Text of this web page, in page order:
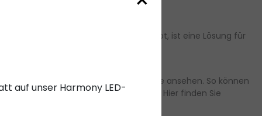
die sich aus unseren Idealen ergibt, ist eine Lösung für
Sie sich Ihre LED-Streifen am Ende ansehen. So können
Unterstützung und Unterstützung. Hier finden Sie
auf unser Harmony LED-